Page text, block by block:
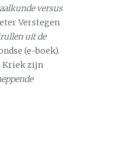
versus
Verstegen
uit de
(e-boek).
Kriek zijn